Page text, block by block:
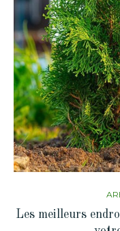
Les meilleurs